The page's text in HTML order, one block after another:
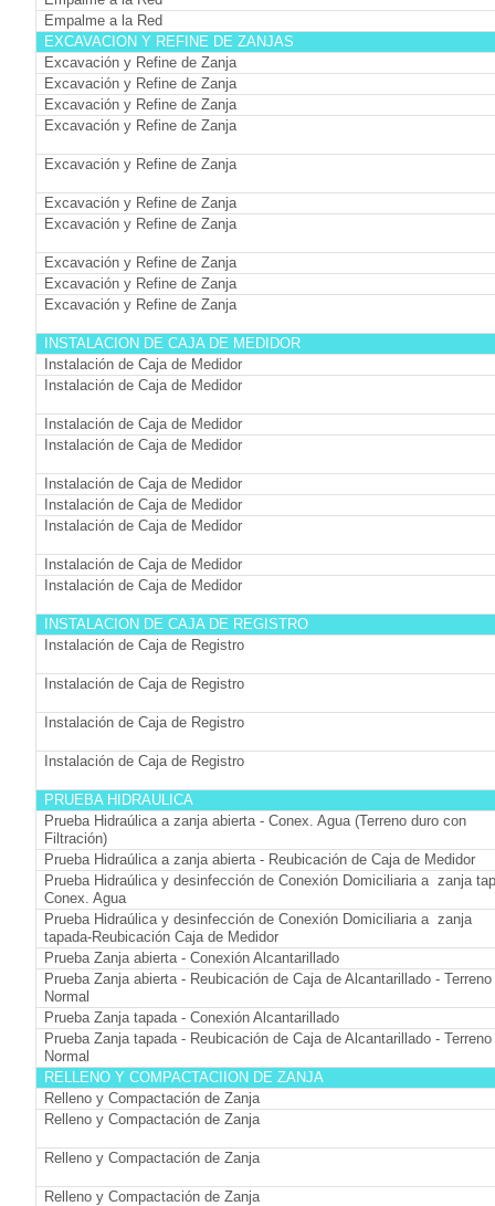
Empalme a la Red
EXCAVACION Y REFINE DE ZANJAS
Excavación y Refine de Zanja
Excavación y Refine de Zanja
Excavación y Refine de Zanja
Excavación y Refine de Zanja
Excavación y Refine de Zanja
Excavación y Refine de Zanja
Excavación y Refine de Zanja
Excavación y Refine de Zanja
Excavación y Refine de Zanja
Excavación y Refine de Zanja
INSTALACION DE CAJA DE MEDIDOR
Instalación de Caja de Medidor
Instalación de Caja de Medidor
Instalación de Caja de Medidor
Instalación de Caja de Medidor
Instalación de Caja de Medidor
Instalación de Caja de Medidor
Instalación de Caja de Medidor
Instalación de Caja de Medidor
Instalación de Caja de Medidor
INSTALACION DE CAJA DE REGISTRO
Instalación de Caja de Registro
Instalación de Caja de Registro
Instalación de Caja de Registro
Instalación de Caja de Registro
PRUEBA HIDRAULICA
Prueba Hidraúlica a zanja abierta - Conex. Agua (Terreno duro con
Filtración)
Prueba Hidraúlica a zanja abierta - Reubicación de Caja de Medidor
Prueba Hidraúlica y desinfección de Conexión Domiciliaria a zanja
Conex. Agua
Prueba Hidraúlica y desinfección de Conexión Domiciliaria a zanja
tapada-Reubicación Caja de Medidor
Prueba Zanja abierta - Conexión Alcantarillado
Prueba Zanja abierta - Reubicación de Caja de Alcantarillado - Terreno
Normal
Prueba Zanja tapada - Conexión Alcantarillado
Prueba Zanja tapada - Reubicación de Caja de Alcantarillado - Terreno
Normal
RELLENO Y COMPACTACIION DE ZANJA
Relleno y Compactación de Zanja
Relleno y Compactación de Zanja
Relleno y Compactación de Zanja
Relleno y Compactación de Zanja